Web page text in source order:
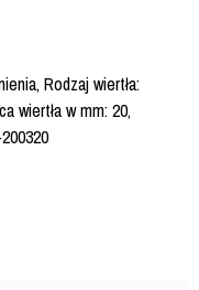
Rodzaj wiertła:
wiertła w mm: 20,